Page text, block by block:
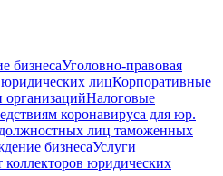
бизнесаУголовно-правовая
юридических лицКорпоративные
организацийНалоговые
коронавируса для юр.
лиц таможенных
бизнесаУслуги
коллекторов юридических